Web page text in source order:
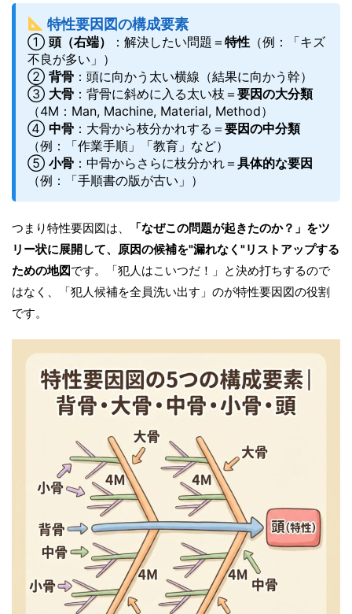
特性要因図の構成要素
① 頭（右端） ：解決したい問題＝ 特性 （例：「キズ
不良が多い」）
② 背骨 ：頭に向かう太い横線（結果に向かう幹）
③ 大骨 ：背骨に斜めに入る太い枝＝ 要因の大分類
（4M：Man, Machine, Material, Method）
④ 中骨 ：大骨から枝分かれする＝ 要因の中分類
（例：「作業手順」「教育」など）
⑤ 小骨 ：中骨からさらに枝分かれ＝ 具体的な要因
（例：「手順書の版が古い」）
つまり特性要因図は、
「なぜこの問題が起きたのか？」をツ
リー状に展開して、原因の候補を"漏れなく"リストアップする
ための地図です。「犯人はこいつだ！」と決め打ちするので
はなく、「犯人候補を全員洗い出す」のが特性要因図の役割
です。